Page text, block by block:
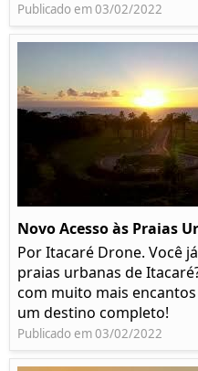
Publicado em 03/02/2022
Novo Acesso às Praias
Por Itacaré Drone. Você
praias urbanas de
com muito mais
um destino completo!
Publicado em 03/02/2022